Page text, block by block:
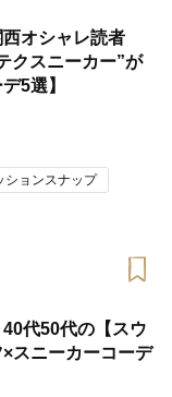
オシャレ読者
クスニーカー”が
5選】
ションスナップ
代50代の【スウ
スニーカーコーデ